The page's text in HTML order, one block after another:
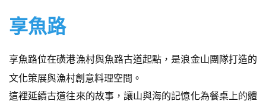
享魚路
享魚路位在磺港漁村與魚路古道起點，是浪金山團隊打造的
文化策展與漁村創意料理空間。
這裡延續古道往來的故事，讓山與海的記憶化為餐桌上的體